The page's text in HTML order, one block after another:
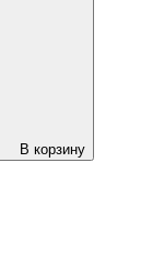
В корзину